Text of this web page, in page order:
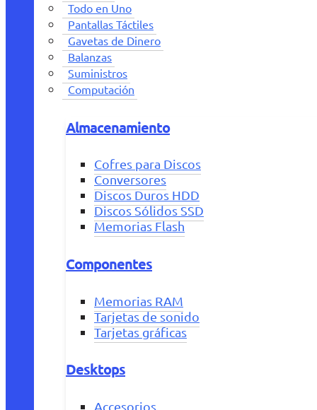
Todo en Uno
Pantallas Táctiles
Gavetas de Dinero
Balanzas
Suministros
Computación
Almacenamiento
Cofres para Discos
Conversores
Discos Duros HDD
Discos Sólidos SSD
Memorias Flash
Componentes
Memorias RAM
Tarjetas de sonido
Tarjetas gráficas
Desktops
Accesorios